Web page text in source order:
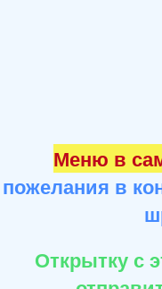
Меню в
пожелания в
Открытку с